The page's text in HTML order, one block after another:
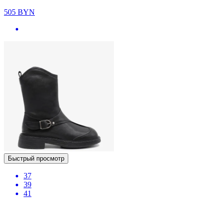
505 BYN
Быстрый просмотр
37
39
41